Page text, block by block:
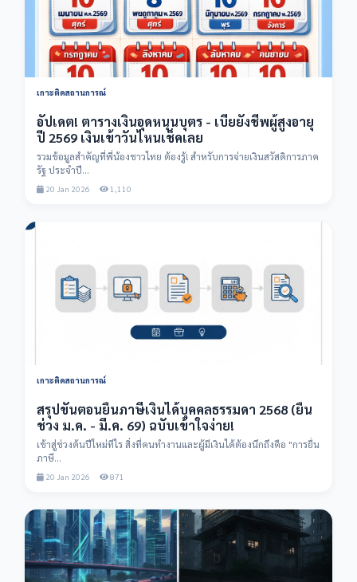
เกาะติดสถานการณ์
อัปเดต! ตารางเงินอุดหนุนบุตร - เบี้ยยังชีพผู้สูงอายุ
ปี 2569 เงินเข้าวันไหนเช็คเลย
รวมข้อมูลสำคัญที่พี่น้องชาวไทย ต้องรู้! สำหรับการจ่ายเงินสวัสดิการภาค
รัฐ ประจำปี...
20 Jan 2026 1,110
เกาะติดสถานการณ์
สรุปขั้นตอนยื่นภาษีเงินได้บุคคลธรรมดา 2568 (ยื่น
ช่วง ม.ค. - มี.ค. 69) ฉบับเข้าใจง่าย!
เข้าสู่ช่วงต้นปีใหม่ทีไร สิ่งที่คนทำงานและผู้มีเงินได้ต้องนึกถึงคือ "การยื่น
ภาษี...
20 Jan 2026 871